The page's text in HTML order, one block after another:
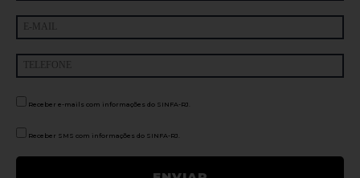
Receber e-mails com informações do SINFA-RJ.
Receber SMS com informações do SINFA-RJ.